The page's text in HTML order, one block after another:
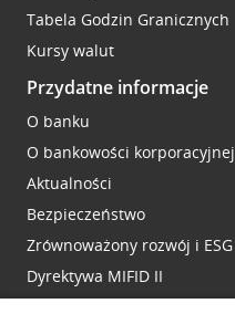
Tabela Godzin Granicznych
Kursy walut
Przydatne informacje
O banku
O bankowości korporacyjnej
Aktualności
Bezpieczeństwo
Zrównoważony rozwój i ESG
Dyrektywa MIFID II